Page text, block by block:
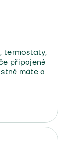
termostaty,
připojené
máte a